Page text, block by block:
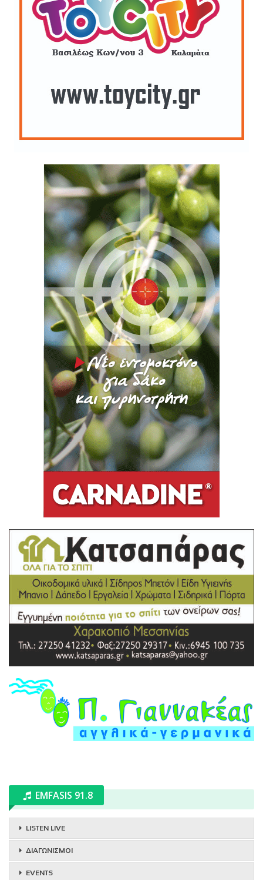
EMFASIS 91.8
LISTEN LIVE
ΔΙΑΓΩΝΙΣΜΟΙ
EVENTS